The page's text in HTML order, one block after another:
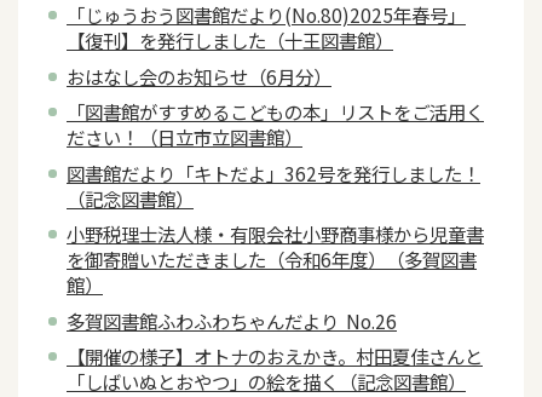
「じゅうおう図書館だより(No.80)2025年春号」
【復刊】を発行しました（十王図書館）
おはなし会のお知らせ（6月分）
「図書館がすすめるこどもの本」リストをご活用く
ださい！（日立市立図書館）
図書館だより「キトだよ」362号を発行しました！
（記念図書館）
小野税理士法人様・有限会社小野商事様から児童書
を御寄贈いただきました（令和6年度）（多賀図書
館）
多賀図書館ふわふわちゃんだより No.26
【開催の様子】オトナのおえかき。村田夏佳さんと
「しばいぬとおやつ」の絵を描く（記念図書館）